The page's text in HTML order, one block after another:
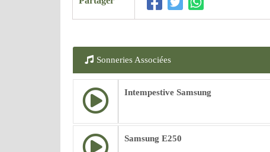
Sonneries Associées
Intempestive Samsung
Samsung E250